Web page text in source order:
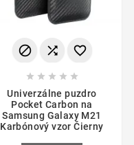
  
    
Univerzálne puzdro
Pocket Carbon na
Samsung Galaxy M21
Karbónový vzor Čierny